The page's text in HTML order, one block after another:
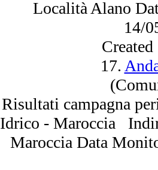
Località Alano
14/
17.
Risultati campagna
Idrico - Maroccia
Maroccia Data